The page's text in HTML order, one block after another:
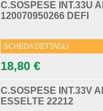
C.SOSPESE INT.33U
120070950266 DEFI
SCHEDA DETTAGLI
18,80 €
C.SOSPESE INT.33V
ESSELTE 22212